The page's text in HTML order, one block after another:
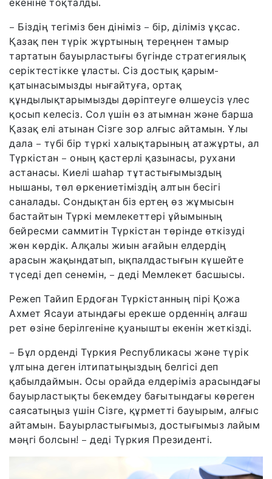
екеніне тоқталды.
– Біздің тегіміз бен дініміз – бір, діліміз ұқсас.
Қазақ пен түрік жұртының тереңнен тамыр
тартатын бауырластығы бүгінде стратегиялық
серіктестікке ұласты. Сіз достық қарым-
қатынасымызды нығайтуға, ортақ
құндылықтарымызды дәріптеуге өлшеусіз үлес
қосып келесіз. Сол үшін өз атымнан және барша
Қазақ елі атынан Сізге зор алғыс айтамын. Ұлы
дала – түбі бір түркі халықтарының атажұрты, ал
Түркістан – оның қастерлі қазынасы, рухани
астанасы. Киелі шаһар тұтастығымыздың
нышаны, төл өркениетіміздің алтын бесігі
саналады. Сондықтан біз ертең өз жұмысын
бастайтын Түркі мемлекеттері ұйымының
бейресми саммитін Түркістан төрінде өткізуді
жөн көрдік. Алқалы жиын ағайын елдердің
арасын жақындатып, ықпалдастығын күшейте
түседі деп сенемін, – деді Мемлекет басшысы.
Режеп Тайип Ердоған Түркістанның пірі Қожа
Ахмет Ясауи атындағы ерекше орденнің алғаш
рет өзіне берілгеніне қуанышты екенін жеткізді.
– Бұл орденді Түркия Республикасы және түрік
ұлтына деген ілтипатыңыздың белгісі деп
қабылдаймын. Осы орайда елдеріміз арасындағы
бауырластықты бекемдеу бағытындағы көреген
саясатыңыз үшін Сізге, құрметті бауырым, алғыс
айтамын. Бауырластығымыз, достығымыз лайым
мәңгі болсын! – деді Түркия Президенті.